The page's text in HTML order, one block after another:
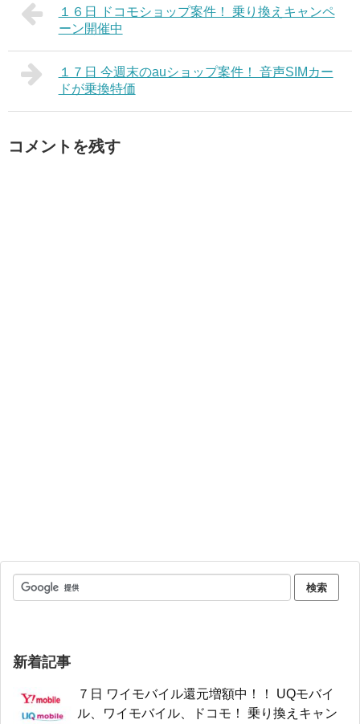
１６日 ドコモショップ案件！ 乗り換えキャンペ
ーン開催中
１７日 今週末のauショップ案件！ 音声SIMカー
ドが乗換特価
コメントを残す
新着記事
７日 ワイモバイル還元増額中！！ UQモバイ
ル、ワイモバイル、ドコモ！ 乗り換えキャン